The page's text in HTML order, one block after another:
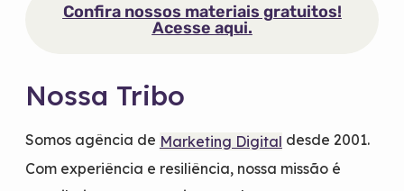
Confira nossos materiais gratuitos!
Acesse aqui.
Nossa Tribo
Somos agência de Marketing Digital desde 2001.
Com experiência e resiliência, nossa missão é